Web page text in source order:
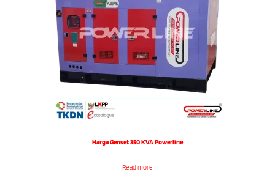
Harga Genset 350 KVA Powerline
Read more